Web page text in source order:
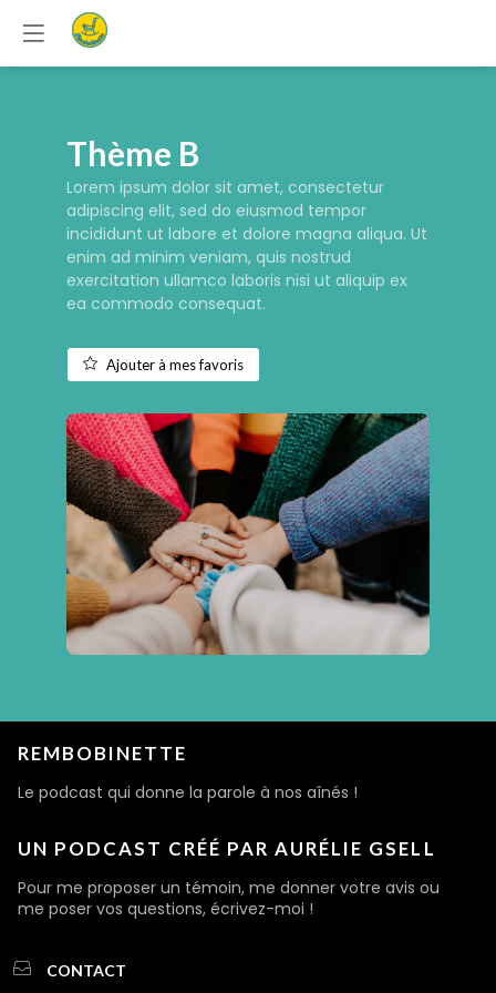
Thème B
Lorem ipsum dolor sit amet, consectetur
adipiscing elit, sed do eiusmod tempor
incididunt ut labore et dolore magna aliqua. Ut
enim ad minim veniam, quis nostrud
exercitation ullamco laboris nisi ut aliquip ex
ea commodo consequat.
Ajouter à mes favoris
REMBOBINETTE
Le podcast qui donne la parole à nos aînés !
UN PODCAST CRÉÉ PAR AURÉLIE GSELL
Pour me proposer un témoin, me donner votre avis ou
me poser vos questions, écrivez-moi !
CONTACT